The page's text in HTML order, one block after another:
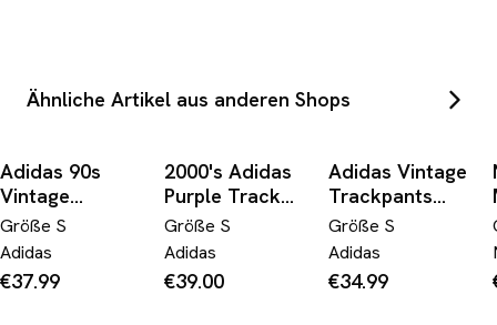
Ähnliche Artikel aus anderen Shops
Adidas 90s
Vintage
Sporthose Blau S
Größe S
Adidas
€37.99
2000's Adidas
Purple Track
Pants Women's
*rare (S)
Größe S
Adidas
€39.00
Adidas Vintage
Trackpants
Marineblau S
Größe S
Adidas
€34.99